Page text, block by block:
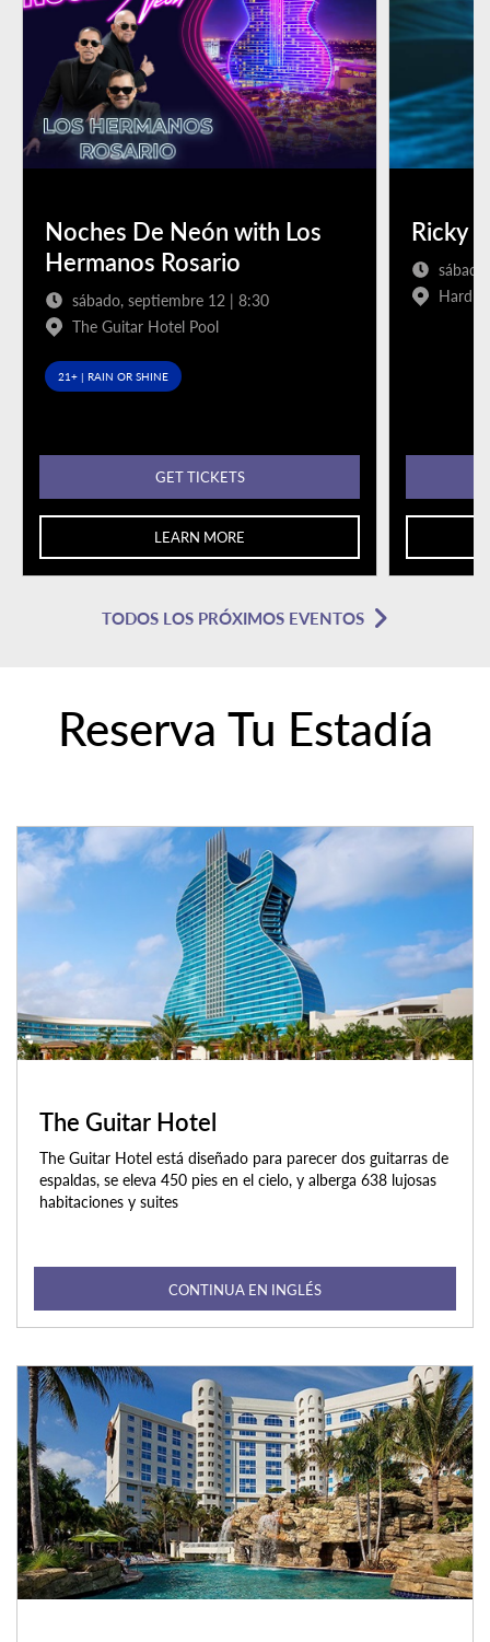
Noches De Neón with Los
Hermanos Rosario
sábado, septiembre 12 | 8:30
The Guitar Hotel Pool
21+ | RAIN OR SHINE
GET TICKETS
LEARN MORE
Ricky
Hard
TODOS LOS PRÓXIMOS EVENTOS
Reserva Tu Estadía
The Guitar Hotel
The Guitar Hotel está diseñado para parecer dos guitarras de
espaldas, se eleva 450 pies en el cielo, y alberga 638 lujosas
habitaciones y suites
CONTINUA EN INGLÉS